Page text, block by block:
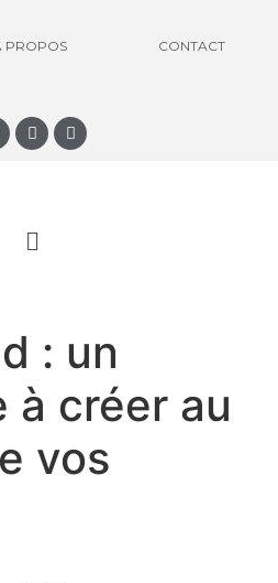
PROPOS CONTACT
: un
à créer au
vos